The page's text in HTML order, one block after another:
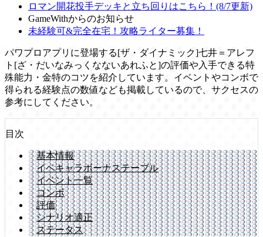
ロマン開花投手デッキと立ち回りはこちら！(8/7更新)
GameWithからのお知らせ
未経験可&完全在宅！攻略ライター募集！
パワプロアプリに登場する[ザ・ダイナミック]七井＝アレフ
ト[ざ・だいなみっくなないあれふと]の評価や入手できる特
殊能力・金特のコツを紹介しています。イベントやコンボで
得られる経験点の数値なども掲載しているので、サクセスの
参考にしてください。
目次
基本情報
イベキャラボーナステーブル
イベント一覧
コンボ
評価
シナリオ適正
ステータス